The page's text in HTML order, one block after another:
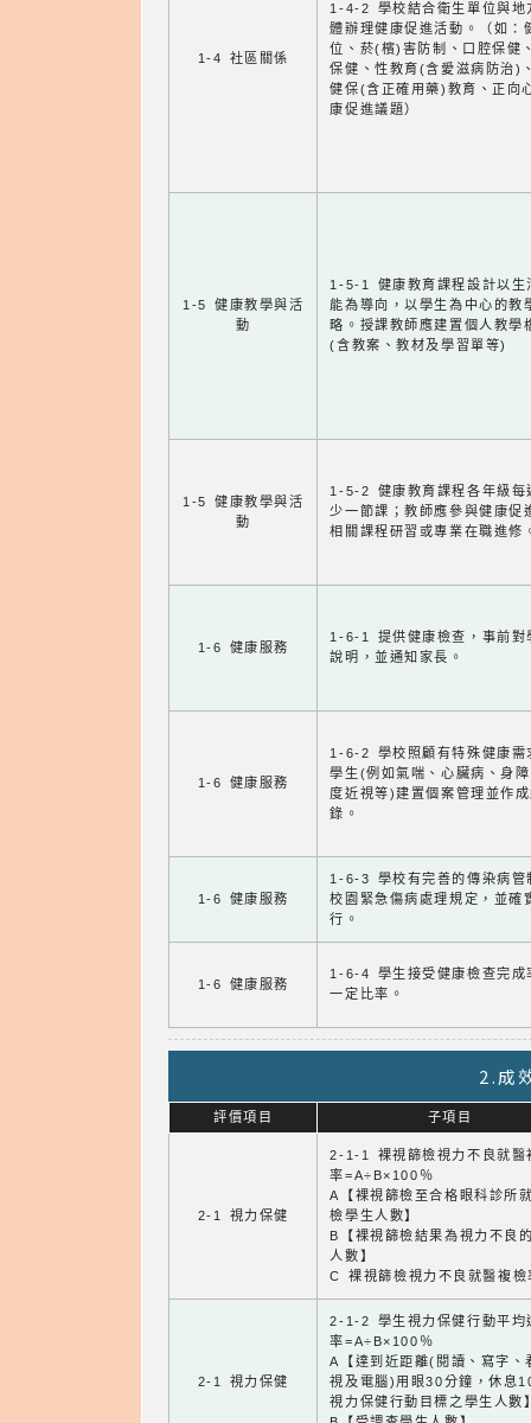
1-4 社區關係
1-4-2 學校結合衛生單位與地
體辦理健康促進活動。（如：
位、菸(檳)害防制、口腔保健
保健、性教育(含愛滋病防治)
健保(含正確用藥)教育、正向
康促進議題）
1-5 健康教學與活
動
1-5-1 健康教育課程設計以生
能為導向，以學生為中心的教
略。授課教師應建置個人教學
(含教案、教材及學習單等)
1-5 健康教學與活
動
1-5-2 健康教育課程各年級每
少一節課；教師應參與健康促
相關課程研習或專業在職進修
1-6 健康服務
1-6-1 提供健康檢查，事前對
說明，並通知家長。
1-6 健康服務
1-6-2 學校照顧有特殊健康需
學生(例如氣喘、心臟病、身
度近視等)建置個案管理並作
錄。
1-6 健康服務
1-6-3 學校有完善的傳染病管
校園緊急傷病處理規定，並確
行。
1-6 健康服務
1-6-4 學生接受健康檢查完成
一定比率。
2.成
評價項目 子項目
2-1 視力保健
2-1-1 裸視篩檢視力不良就醫
率=A÷B×100％
A【裸視篩檢至合格眼科診所
檢學生人數】
B【裸視篩檢結果為視力不良
人數】
C 裸視篩檢視力不良就醫複檢
2-1 視力保健
2-1-2 學生視力保健行動平均
率=A÷B×100％
A【達到近距離(閱讀、寫字、
視及電腦)用眼30分鐘，休息
視力保健行動目標之學生人數